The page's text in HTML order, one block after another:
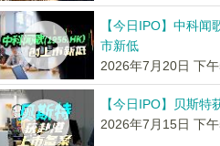
【今日IPO】中科闻
市新低
2026年7月20日 下
【今日IPO】贝斯特
2026年7月15日 下